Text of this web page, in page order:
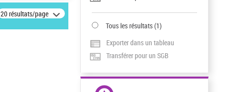
20 résultats/page
Tous les résultats(1)
Exporter dans un tableau
Transférer pour un SGB